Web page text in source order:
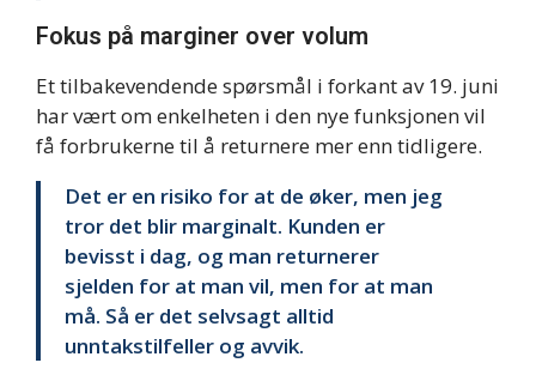
Fokus på marginer over volum
Et tilbakevendende spørsmål i forkant av 19. juni
har vært om enkelheten i den nye funksjonen vil
få forbrukerne til å returnere mer enn tidligere.
Det er en risiko for at de øker, men jeg
tror det blir marginalt. Kunden er
bevisst i dag, og man returnerer
sjelden for at man vil, men for at man
må. Så er det selvsagt alltid
unntakstilfeller og avvik.